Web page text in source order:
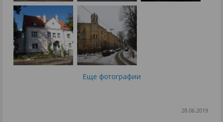
Еще фотографии
28.06.2019